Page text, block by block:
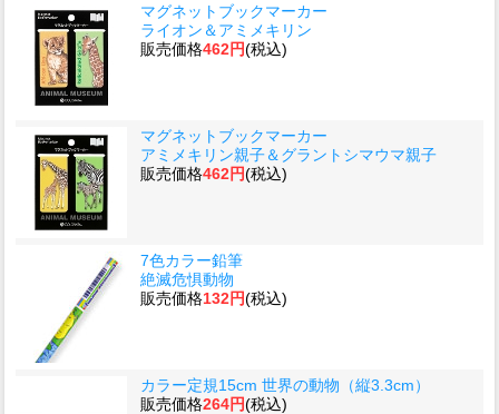
マグネットブックマーカー
ライオン＆アミメキリン
販売価格462円(税込)
マグネットブックマーカー
アミメキリン親子＆グラントシマウマ親子
販売価格462円(税込)
7色カラー鉛筆
絶滅危惧動物
販売価格132円(税込)
カラー定規15cm 世界の動物（縦3.3cm）
販売価格264円(税込)